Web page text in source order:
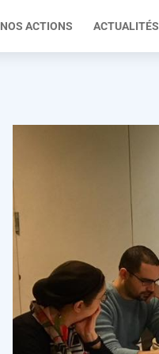
NOS ACTIONS ACTUALITÉS